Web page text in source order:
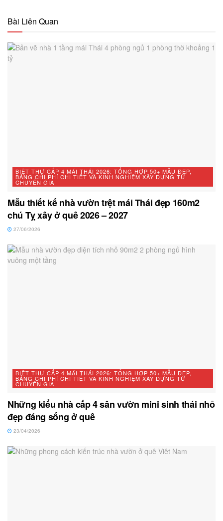
Bài Liên Quan
BIỆT THỰ CẤP 4 MÁI THÁI 2026: TỔNG HỢP 50+ MẪU ĐẸP,
BẢNG CHI PHÍ CHI TIẾT VÀ KINH NGHIỆM XÂY DỰNG TỪ
CHUYÊN GIA
Mẫu thiết kế nhà vườn trệt mái Thái đẹp 160m2
chú Tỵ xây ở quê 2026 – 2027
27/06/2026
BIỆT THỰ CẤP 4 MÁI THÁI 2026: TỔNG HỢP 50+ MẪU ĐẸP,
BẢNG CHI PHÍ CHI TIẾT VÀ KINH NGHIỆM XÂY DỰNG TỪ
CHUYÊN GIA
Những kiểu nhà cấp 4 sân vườn mini sinh thái nhỏ
đẹp đáng sống ở quê
23/04/2026